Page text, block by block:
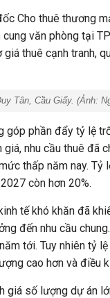
Cho thuê thương
văn phòng tại
thuê cạnh tranh,
Tân, Cầu Giấy. (Ảnh:
góp phần đẩy tỷ lệ
nhu cầu thuê đã
thấp năm nay. Tỷ
còn hơn 20%.
tế khó khăn đã
đến nhu cầu
tới. Tuy nhiên tỷ
cao hơn và điều
giá số lượng dự án